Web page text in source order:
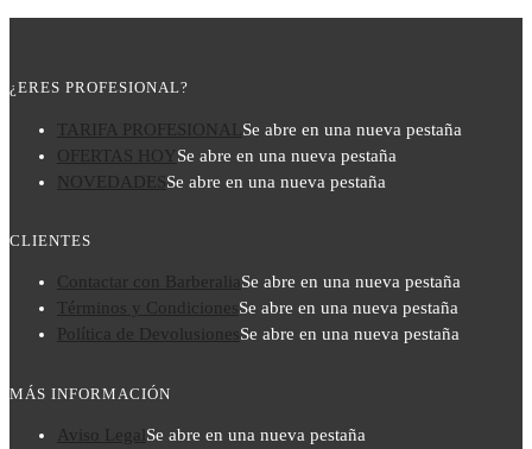
MÁS INFORMACIÓN
Aviso Legal Se abre en una nueva pestaña
CLIENTES
Contactar con Barberalia Se abre en una nueva pestaña
Términos y CondicionesSe abre en una nueva pestaña
Política de DevolusionesSe abre en una nueva pestaña
¿ERES PROFESIONAL?
TARIFA PROFESIONAL Se abre en una nueva pestaña
OFERTAS HOY Se abre en una nueva pestaña
NOVEDADESSe abre en una nueva pestaña